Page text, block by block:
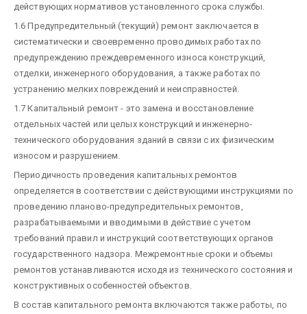
действующих нормативов установленного срока службы.
1.6 Предупредительный (текущий) ремонт заключается в
систематически и своевременно проводимых работах по
предупреждению преждевременного износа конструкций,
отделки, инженерного оборудования, а также работах по
устранению мелких повреждений и неисправностей.
1.7 Капитальный ремонт - это замена и восстановление
отдельных частей или целых конструкций и инженерно-
технического оборудования зданий в связи с их физическим
износом и разрушением.
Периодичность проведения капитальных ремонтов
определяется в соответствии с действующими инструкциями по
проведению планово-предупредительных ремонтов,
разрабатываемыми и вводимыми в действие с учетом
требований правил и инструкций соответствующих органов
государственного надзора. Межремонтные сроки и объемы
ремонтов устанавливаются исходя из технического состояния и
конструктивных особенностей объектов.
В состав капитального ремонта включаются также работы, по